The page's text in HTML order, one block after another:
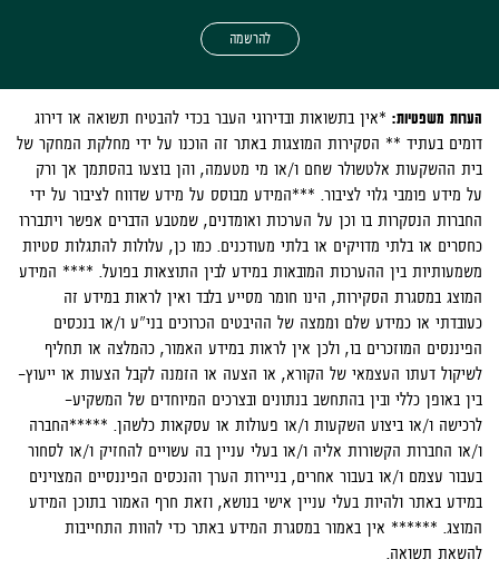
להרשמה
הערות משפטיות: *אין בתשואות ובדירוגי העבר בכדי להבטיח תשואה או דירוג
דומים בעתיד ** הסקירות המוצגות באתר זה הוכנו על ידי מחלקת המחקר של
בית ההשקעות אלטשולר שחם ו/או מי מטעמה, והן בוצעו בהסתמך אך ורק
על מידע פומבי גלוי לציבור. ***המידע מבוסס על מידע שדווח לציבור על ידי
החברות הנסקרות בו וכן על הערכות ואומדנים, שמטבע הדברים אפשר ויתבררו
כחסרים או בלתי מדויקים או בלתי מעודכנים. כמו כן, עלולות להתגלות סטיות
משמעותיות בין ההערכות המובאות במידע לבין התוצאות בפועל. **** המידע
המוצג במסגרת הסקירות, הינו חומר מסייע בלבד ואין לראות במידע זה
כעובדתי או כמידע שלם וממצה של ההיבטים הכרוכים בני"ע ו/או בנכסים
הפיננסים המוזכרים בו, ולכן אין לראות במידע האמור, כהמלצה או תחליף
לשיקול דעתו העצמאי של הקורא, או הצעה או הזמנה לקבל הצעות או ייעוץ-
בין באופן כללי ובין בהתחשב בנתונים ובצרכים המיוחדים של המשקיע-
לרכישה ו/או ביצוע השקעות ו/או פעולות או עסקאות כלשהן. *****החברה
ו/או החברות הקשורות אליה ו/או בעלי עניין בה עשויים להחזיק ו/או לסחור
בעבור עצמם ו/או בעבור אחרים, בניירות הערך והנכסים הפיננסיים המצוינים
במידע באתר ולהיות בעלי עניין אישי בנושא, וזאת חרף האמור בתוכן המידע
המוצג. ****** אין באמור במסגרת המידע באתר כדי להוות התחייבות
להשאת תשואה.